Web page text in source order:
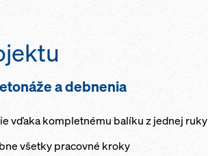
a debnenia
vďaka kompletnému balíku z jednej ruky
všetky pracovné kroky